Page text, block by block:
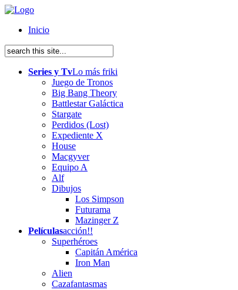
Inicio
Series y TvLo más friki
Juego de Tronos
Big Bang Theory
Battlestar Galáctica
Stargate
Perdidos (Lost)
Expediente X
House
Macgyver
Equipo A
Alf
Dibujos
Los Simpson
Futurama
Mazinger Z
Películasacción!!
Superhéroes
Capitán América
Iron Man
Alien
Cazafantasmas